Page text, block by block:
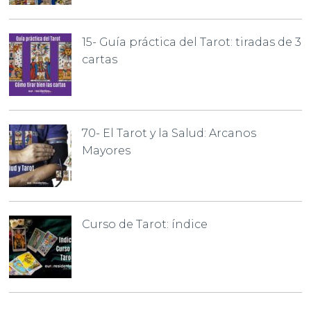
15- Guía práctica del Tarot: tiradas de 3
cartas
70- El Tarot y la Salud: Arcanos
Mayores
Curso de Tarot: índice